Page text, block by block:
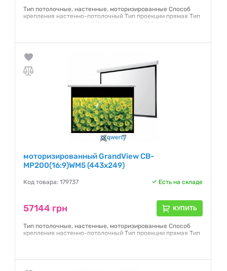
Тип потолочные, настенные, моторизированные Способ
крепления настенно-потолочный Тип проекции прямая Тип
конструкции подвесной Ширина экрана 266 см Высота
Гарантия:
моторизированный GrandView CB-
MP200(16:9)WM5 (443x249)
Код товара: 179737 Есть на складе
57144 грн КУПИТЬ
Тип потолочные, настенные, моторизированные Способ
крепления настенно-потолочный Тип проекции прямая Тип
конструкции подвесной Ширина экрана 443 см Высота
Гарантия: